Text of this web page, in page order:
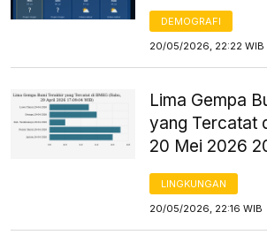
DEMOGRAFI
20/05/2026, 22:22 WIB
Lima Gempa
yang Tercatat
20 Mei 2026
LINGKUNGAN
20/05/2026, 22:16 WIB